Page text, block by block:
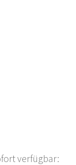
verfügbar: